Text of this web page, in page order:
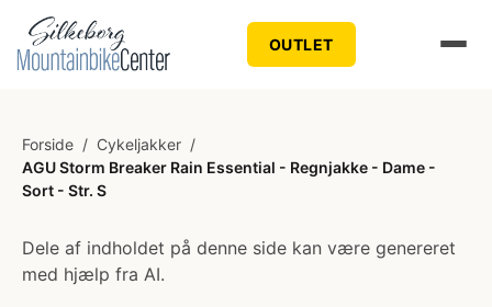
OUTLET
Forside / Cykeljakker /
AGU Storm Breaker Rain Essential - Regnjakke - Dame -
Sort - Str. S
Dele af indholdet på denne side kan være genereret
med hjælp fra AI.